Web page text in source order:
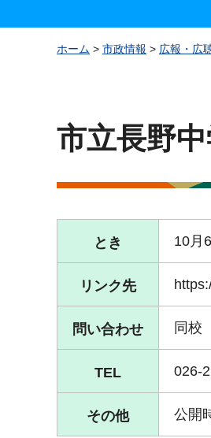
ホーム > 市政情報 > 広報・広
市立長野
とき 10月
リンク先
問い合わせ 同校
TEL 026-
その他 公開